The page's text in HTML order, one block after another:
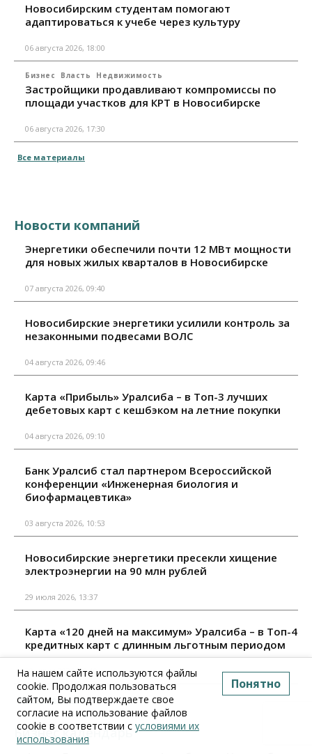
Новосибирским студентам помогают
адаптироваться к учебе через культуру
06 августа 2026, 18:00
Бизнес Власть Недвижимость
Застройщики продавливают компромиссы по
площади участков для КРТ в Новосибирске
06 августа 2026, 17:30
Все материалы
Новости компаний
Энергетики обеспечили почти 12 МВт мощности
для новых жилых кварталов в Новосибирске
07 августа 2026, 09:40
Новосибирские энергетики усилили контроль за
незаконными подвесами ВОЛС
04 августа 2026, 09:46
Карта «Прибыль» Уралсиба – в Топ-3 лучших
дебетовых карт с кешбэком на летние покупки
04 августа 2026, 09:10
Банк Уралсиб стал партнером Всероссийской
конференции «Инженерная биология и
биофармацевтика»
03 августа 2026, 10:53
Новосибирские энергетики пресекли хищение
электроэнергии на 90 млн рублей
29 июля 2026, 13:37
Карта «120 дней на максимум» Уралсиба – в Топ-4
кредитных карт с длинным льготным периодом
29 июля 2026, 09:10
Все материалы
Бизнес календарь
На нашем сайте используются файлы
cookie. Продолжая пользоваться
сайтом, Вы подтверждаете свое
согласие на использование файлов
cookie в соответствии с условиями их
использования
Понятно